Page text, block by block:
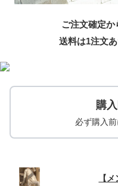
ご注文確定か
送料は1注文あ
購
必ず購入前
【